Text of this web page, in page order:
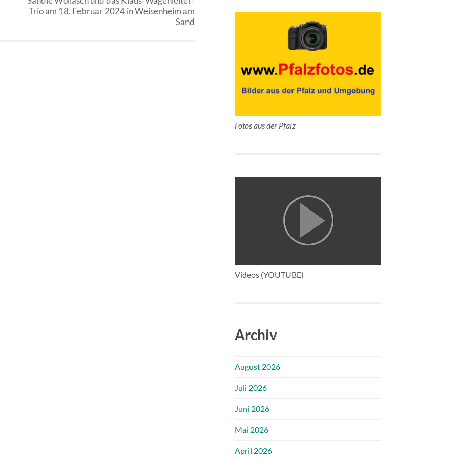
Trio am 18. Februar 2024 in Weisenheim am
Sand
Fotos aus der Pfalz
Videos (YOUTUBE)
Archiv
August 2026
Juli 2026
Juni 2026
Mai 2026
April 2026